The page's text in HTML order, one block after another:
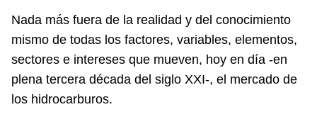
Nada más fuera de la realidad y del conocimiento
mismo de todas los factores, variables, elementos,
sectores e intereses que mueven, hoy en día -en
plena tercera década del siglo XXI-, el mercado de
los hidrocarburos.